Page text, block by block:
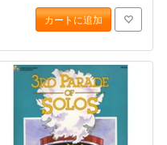
カートに追加